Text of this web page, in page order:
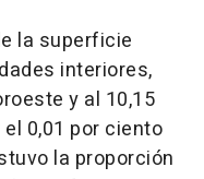
la superficie
interiores,
y al 10,15
0,01 por ciento
la proporción